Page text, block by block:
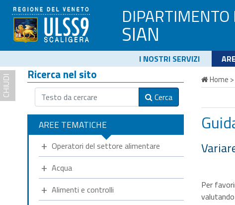
SIAN
I NOSTRI SERVIZI
Home
Per
CHIUDI Ricerca nel sito
Cerca
AREE TEMATICHE
Operatori del settore alimentare
Acqua
Alimenti e controlli